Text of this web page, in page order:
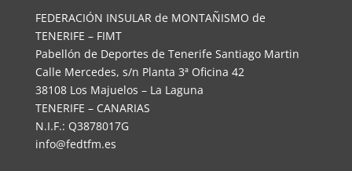
FEDERACIÓN INSULAR de MONTAÑISMO de
TENERIFE – FIMT
Pabellón de Deportes de Tenerife Santiago Martin
Calle Mercedes, s/n Planta 3ª Oficina 42
38108 Los Majuelos – La Laguna
TENERIFE – CANARIAS
N.I.F.: Q3878017G
info@fedtfm.es